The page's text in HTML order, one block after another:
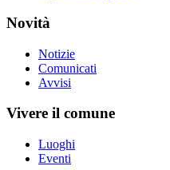
Novità
Notizie
Comunicati
Avvisi
Vivere il comune
Luoghi
Eventi